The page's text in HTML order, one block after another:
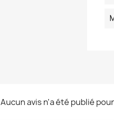
Aucun avis n'a été publié